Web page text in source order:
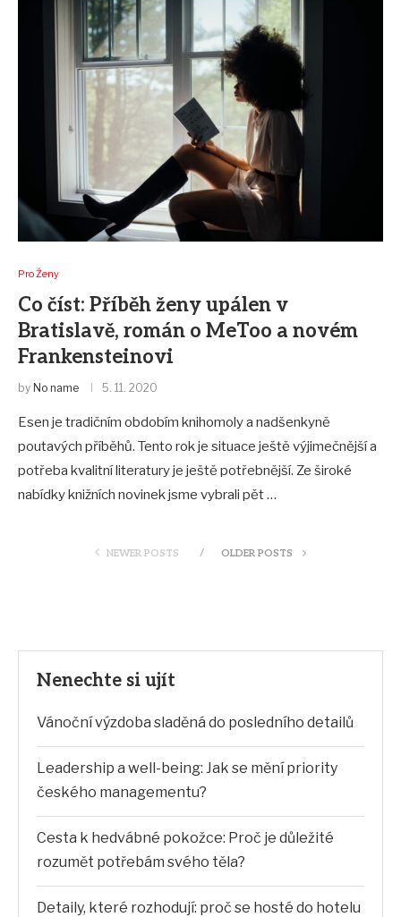
Pro Ženy
Co číst: Příběh ženy upálen v
Bratislavě, román o MeToo a novém
Frankensteinovi
by No name 5. 11. 2020
Esen je tradičním obdobím knihomoly a nadšenkyně
poutavých příběhů. Tento rok je situace ještě výjimečnější a
potřeba kvalitní literatury je ještě potřebnější. Ze široké
nabídky knižních novinek jsme vybrali pět …
NEWER POSTS OLDER POSTS
Nenechte si ujít
Vánoční výzdoba sladěná do posledního detailů
Leadership a well-being: Jak se mění priority
českého managementu?
Cesta k hedvábné pokožce: Proč je důležité
rozumět potřebám svého těla?
Detaily, které rozhodují: proč se hosté do hotelu